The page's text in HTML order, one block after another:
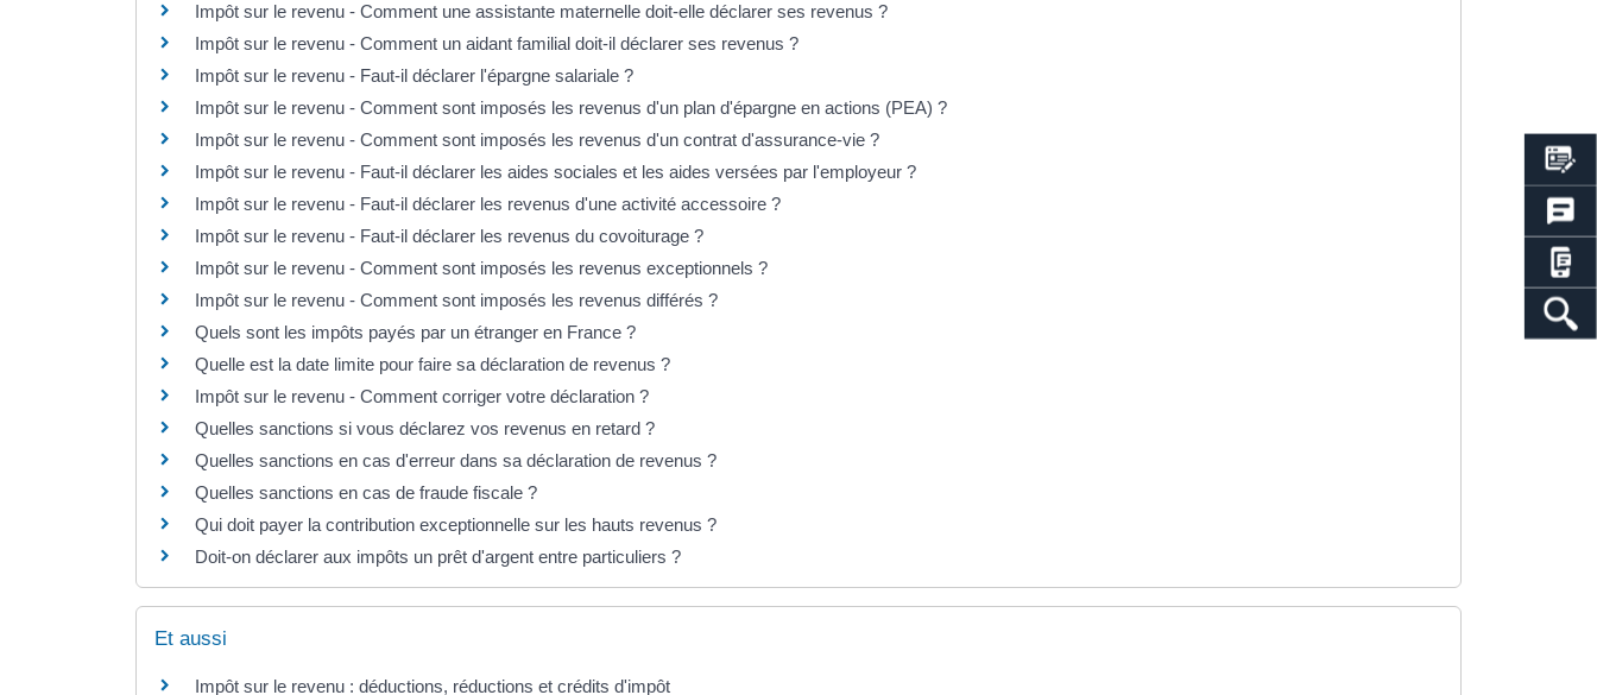
Impôt sur le revenu - Comment une assistante maternelle doit-elle déclarer ses revenus ?
Impôt sur le revenu - Comment un aidant familial doit-il déclarer ses revenus ?
Impôt sur le revenu - Faut-il déclarer l'épargne salariale ?
Impôt sur le revenu - Comment sont imposés les revenus d'un plan d'épargne en actions (PEA) ?
Impôt sur le revenu - Comment sont imposés les revenus d'un contrat d'assurance-vie ?
Impôt sur le revenu - Faut-il déclarer les aides sociales et les aides versées par l'employeur ?
Impôt sur le revenu - Faut-il déclarer les revenus d'une activité accessoire ?
Impôt sur le revenu - Faut-il déclarer les revenus du covoiturage ?
Impôt sur le revenu - Comment sont imposés les revenus exceptionnels ?
Impôt sur le revenu - Comment sont imposés les revenus différés ?
Quels sont les impôts payés par un étranger en France ?
Quelle est la date limite pour faire sa déclaration de revenus ?
Impôt sur le revenu - Comment corriger votre déclaration ?
Quelles sanctions si vous déclarez vos revenus en retard ?
Quelles sanctions en cas d'erreur dans sa déclaration de revenus ?
Quelles sanctions en cas de fraude fiscale ?
Qui doit payer la contribution exceptionnelle sur les hauts revenus ?
Doit-on déclarer aux impôts un prêt d'argent entre particuliers ?
Et aussi
Impôt sur le revenu : déductions, réductions et crédits d'impôt